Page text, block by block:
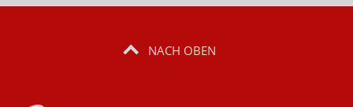
NACH OBEN